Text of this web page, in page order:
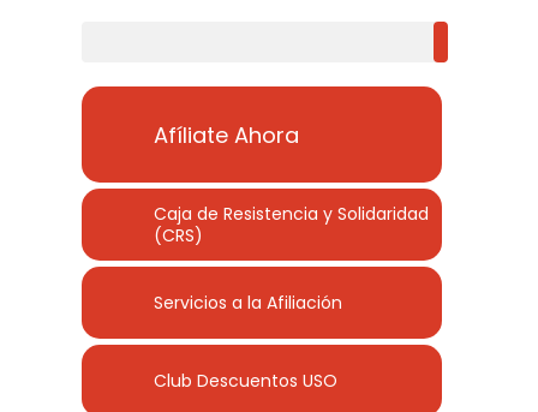
Afíliate Ahora
Caja de Resistencia y Solidaridad
(CRS)
Servicios a la Afiliación
Club Descuentos USO